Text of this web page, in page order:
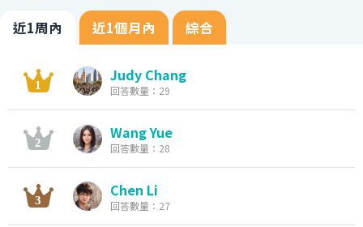
近1周內 近1個月內 綜合
Judy Chang
回答數量：29
Wang Yue
回答數量：28
Chen Li
回答數量：27